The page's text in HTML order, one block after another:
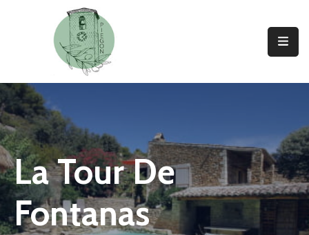
Vivre
A
Piegon
Découvrir
Piegon
Actualités
La Tour De
Fontanas